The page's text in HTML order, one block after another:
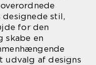
stil,
for den
skabe en
udvalg af designs